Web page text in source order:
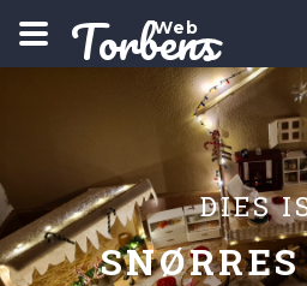
Torbens
Web
DIES